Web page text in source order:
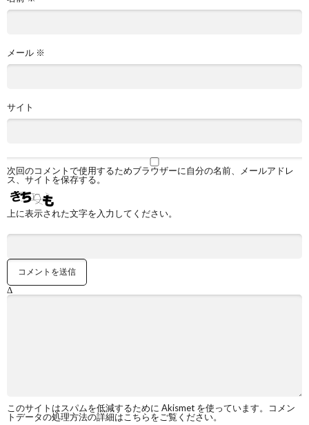
メール ※
サイト
次回のコメントで使用するためブラウザーに自分の名前、メールアドレ
ス、サイトを保存する。
上に表示された文字を入力してください。
Δ
このサイトはスパムを低減するために Akismet を使っています。
コメン
トデータの処理方法の詳細はこちらをご覧ください。